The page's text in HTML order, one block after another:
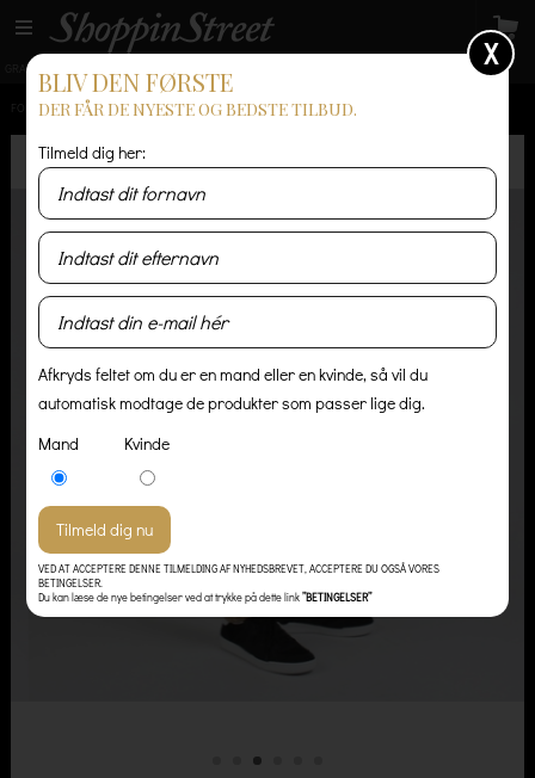
GRATIS LEVERING
FORSIDE / HERRE / BUKSER & SHORTS / VELOUR JOSHUA - BUKSER
X
BLIV DEN FØRSTE
DER FÅR DE NYESTE OG BEDSTE TILBUD.
Tilmeld dig her:
Afkryds feltet om du er en mand eller en kvinde, så vil du
automatisk modtage de produkter som passer lige dig.
Mand
Kvinde
VED AT ACCEPTERE DENNE TILMELDING AF NYHEDSBREVET, ACCEPTERE DU OGSÅ VORES
BETINGELSER.
Du kan læse de nye betingelser ved at trykke på dette link”BETINGELSER”